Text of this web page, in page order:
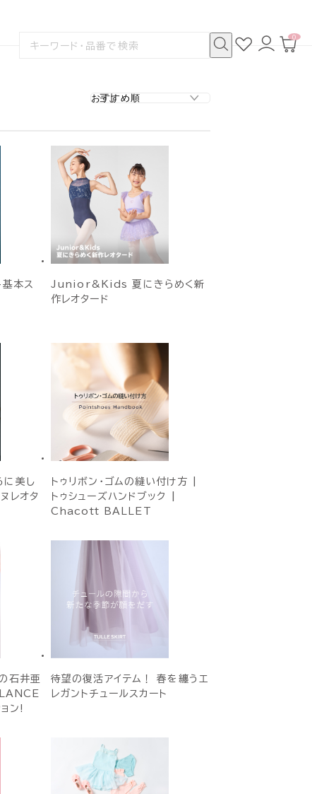
検
お
気
ロ
グ
カ
0
本ス
Junior&Kids 夏にきらめく新
作レオタード
に美し
レオタ
トゥリボン・ゴムの縫い付け方 |
トゥシューズハンドブック |
Chacott BALLET
石井亜
ン!
待望の復活アイテム！ 春を纏うエ
レガントチュールスカート